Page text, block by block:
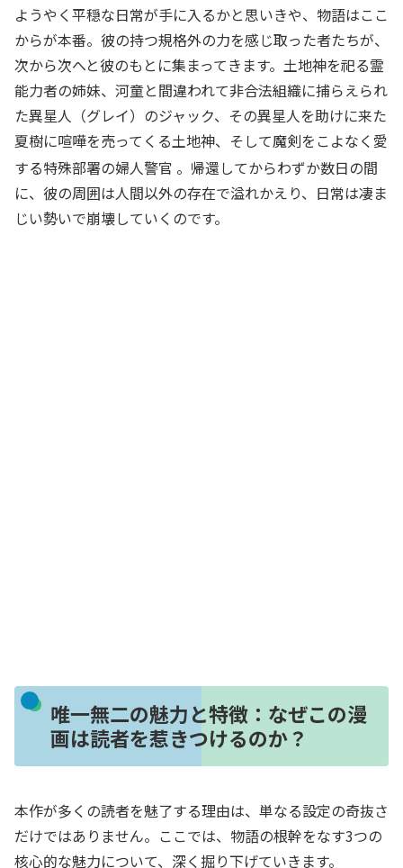
ようやく平穏な日常が手に入るかと思いきや、物語はここ
からが本番。彼の持つ規格外の力を感じ取った者たちが、
次から次へと彼のもとに集まってきます。土地神を祀る霊
能力者の姉妹、河童と間違われて非合法組織に捕らえられ
た異星人（グレイ）のジャック、その異星人を助けに来た
夏樹に喧嘩を売ってくる土地神、そして魔剣をこよなく愛
する特殊部署の婦人警官 。帰還してからわずか数日の間
に、彼の周囲は人間以外の存在で溢れかえり、日常は凄ま
じい勢いで崩壊していくのです。
唯一無二の魅力と特徴：なぜこの漫
画は読者を惹きつけるのか？
本作が多くの読者を魅了する理由は、単なる設定の奇抜さ
だけではありません。ここでは、物語の根幹をなす3つの
核心的な魅力について、深く掘り下げていきます。